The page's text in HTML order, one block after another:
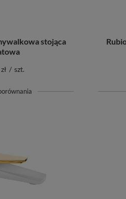
stojąca
/ szt.